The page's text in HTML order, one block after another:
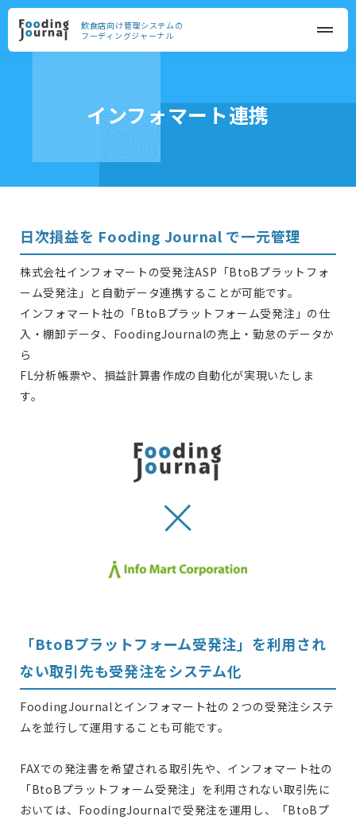
飲食店向け管理システムの
フーディングジャーナル
インフォマート連携
日次損益を Fooding Journal で一元管理
株式会社インフォマートの受発注ASP「BtoBプラットフォ
ーム受発注」と自動データ連携することが可能です。
インフォマート社の「BtoBプラットフォーム受発注」の仕
入・棚卸データ、FoodingJournalの売上・勤怠のデータか
ら
FL分析帳票や、損益計算書作成の自動化が実現いたしま
す。
「BtoBプラットフォーム受発注」を利用され
ない取引先も受発注をシステム化
FoodingJournalとインフォマート社の２つの受発注システ
ムを並行して運用することも可能です。
FAXでの発注書を希望される取引先や、インフォマート社の
「BtoBプラットフォーム受発注」を利用されない取引先に
おいては、FoodingJournalで受発注を運用し、「BtoBプ